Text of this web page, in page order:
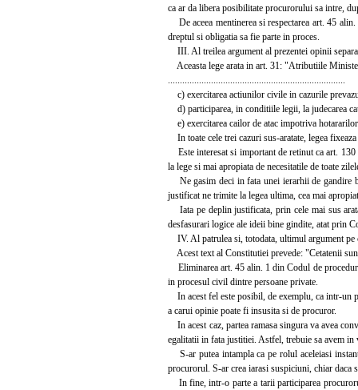
ca ar da libera posibilitate procurorului sa intre,
De aceea mentinerea si respectarea art. 45
dreptul si obligatia sa fie parte in proces.
III. Al treilea argument al prezentei opinii
Aceasta lege arata in art. 31: "Atributiile
c) exercitarea actiunilor civile in cazurile
d) participarea, in conditiile legii, la judecarea
e) exercitarea cailor de atac impotriva
In toate cele trei cazuri sus-aratate, legea
Este interesat si important de retinut ca art.
la lege si mai apropiata de necesitatile de toate
Ne gasim deci in fata unei ierarhii de gandire
justificat ne trimite la legea ultima, cea mai
Iata pe deplin justificata, prin cele mai sus
desfasurari logice ale ideii bine gindite, atat prin
IV. Al patrulea si, totodata, ultimul argument pe
Acest text al Constitutiei prevede: "Cetatenii
Eliminarea art. 45 alin. 1 din Codul de
in procesul civil dintre persoane private.
In acest fel este posibil, de exemplu, ca intr-un
a carui opinie poate fi insusita si de procuror.
In acest caz, partea ramasa singura va avea
egalitatii in fata justitiei. Astfel, trebuie sa avem
S-ar putea intampla ca pe rolul aceleiasi
procurorul. S-ar crea iarasi suspiciuni, chiar
In fine, intr-o parte a tarii participarea